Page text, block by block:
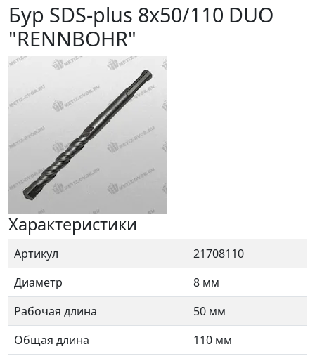
Бур SDS-plus 8х50/110 DUO
"RENNBOHR"
Характеристики
Артикул
21708110
Диаметр
8 мм
Рабочая длина
50 мм
Общая длина
110 мм